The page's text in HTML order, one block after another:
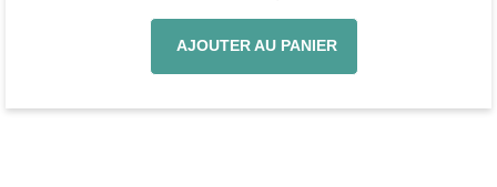
AJOUTER AU PANIER